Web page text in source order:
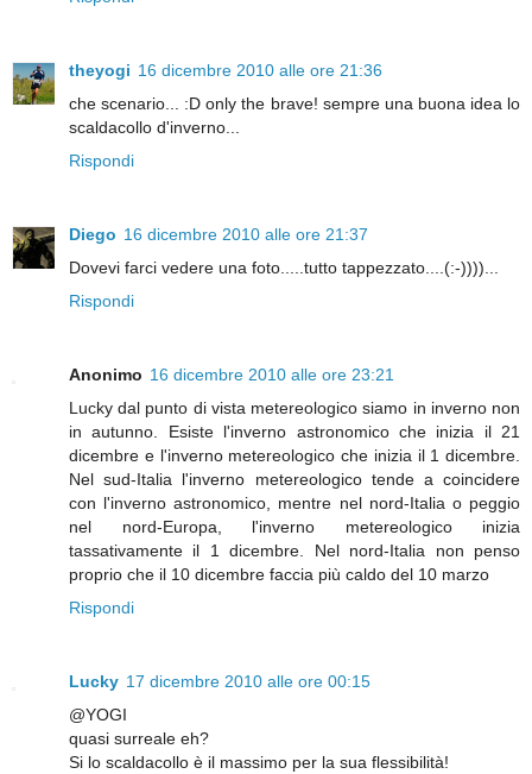
theyogi 16 dicembre 2010 alle ore 21:36
che scenario... :D only the brave! sempre una buona idea lo
scaldacollo d'inverno...
Rispondi
Diego 16 dicembre 2010 alle ore 21:37
Dovevi farci vedere una foto.....tutto tappezzato....(:-))))...
Rispondi
Anonimo 16 dicembre 2010 alle ore 23:21
Lucky dal punto di vista metereologico siamo in inverno non
in autunno. Esiste l'inverno astronomico che inizia il 21
dicembre e l'inverno metereologico che inizia il 1 dicembre.
Nel sud-Italia l'inverno metereologico tende a coincidere
con l'inverno astronomico, mentre nel nord-Italia o peggio
nel nord-Europa, l'inverno metereologico inizia
tassativamente il 1 dicembre. Nel nord-Italia non penso
proprio che il 10 dicembre faccia più caldo del 10 marzo
Rispondi
Lucky 17 dicembre 2010 alle ore 00:15
@YOGI
quasi surreale eh?
Si lo scaldacollo è il massimo per la sua flessibilità!